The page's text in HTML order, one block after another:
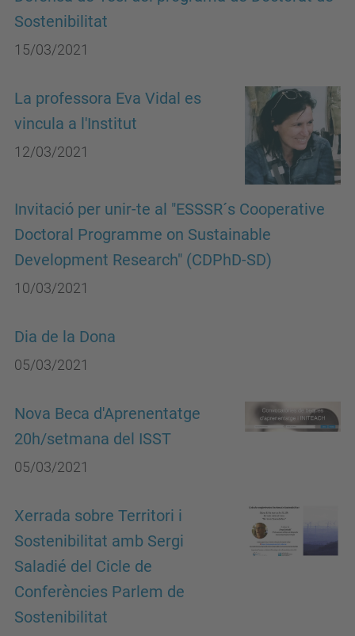
Sostenibilitat
15/03/2021
La professora Eva Vidal es
vincula a l'Institut
12/03/2021
Invitació per unir-te al "ESSSR´s Cooperative
Doctoral Programme on Sustainable
Development Research" (CDPhD-SD)
10/03/2021
Dia de la Dona
05/03/2021
Nova Beca d'Aprenentatge
20h/setmana del ISST
05/03/2021
Xerrada sobre Territori i
Sostenibilitat amb Sergi
Saladié del Cicle de
Conferències Parlem de
Sostenibilitat